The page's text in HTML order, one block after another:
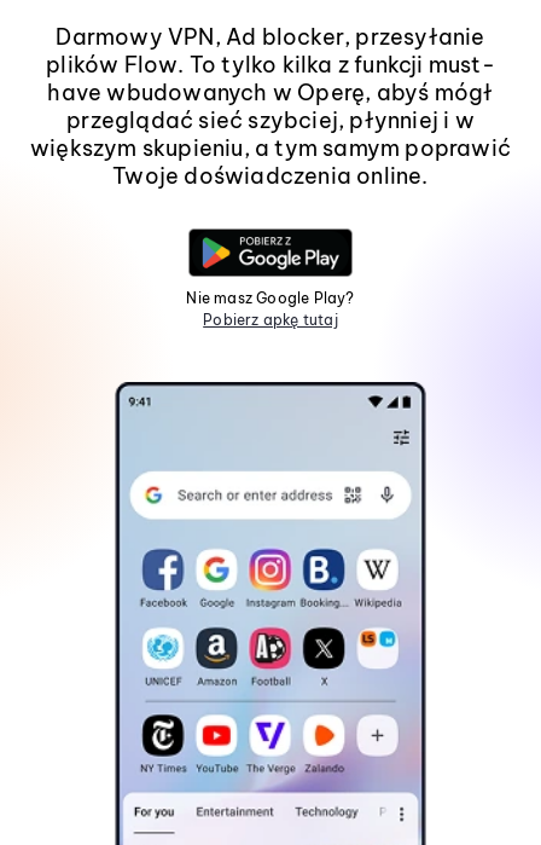
Darmowy VPN, Ad blocker, przesyłanie
plików Flow. To tylko kilka z funkcji must-
have wbudowanych w Operę, abyś mógł
przeglądać sieć szybciej, płynniej i w
większym skupieniu, a tym samym poprawić
Twoje doświadczenia online.
Nie masz Google Play?
Pobierz apkę tutaj